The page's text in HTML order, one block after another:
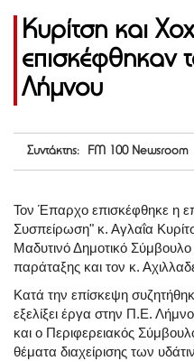
Κυρίτση και
επισκέφθηκαν
Λήμνου
Συντάκτης: FM 100 Newsroom
Τον Έπαρχο επισκέφθηκε η
Συσπείρωση" κ. Αγλαΐα
Μαδυτινό Δημοτικό
παράταξης και τον κ.
Κατά την επίσκεψη
εξελίξει έργα στην Π.Ε.
και ο Περιφερειακός
θέματα διαχείρισης των